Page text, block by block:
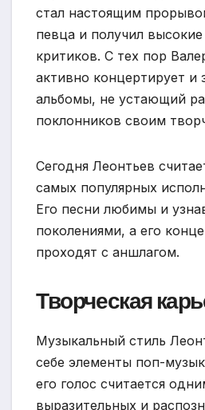
стал настоящим
певца и получил
критиков. С тех пор
активно концертирует и
альбомы, не устающий
поклонников своим
Сегодня Леонтьев
самых популярных
Его песни любимы и
поколениями, а его
проходят с аншлагом.
Творческая
Музыкальный стиль
себе элементы поп-
его голос считается
выразительных и